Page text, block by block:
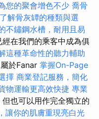
您的聚會增色不少 喬骨
了解骨灰罈的種類與選
不鏽鋼水槽，耐用且易
在我們的乘客中成為俱
這種革命性的聽力輔助
於Fanar 掌握On-Page
擇 商業登記服務，簡化
物運輸更高效快捷 專業
也可以用作完全獨立的
讓你的肌膚重現亮白光